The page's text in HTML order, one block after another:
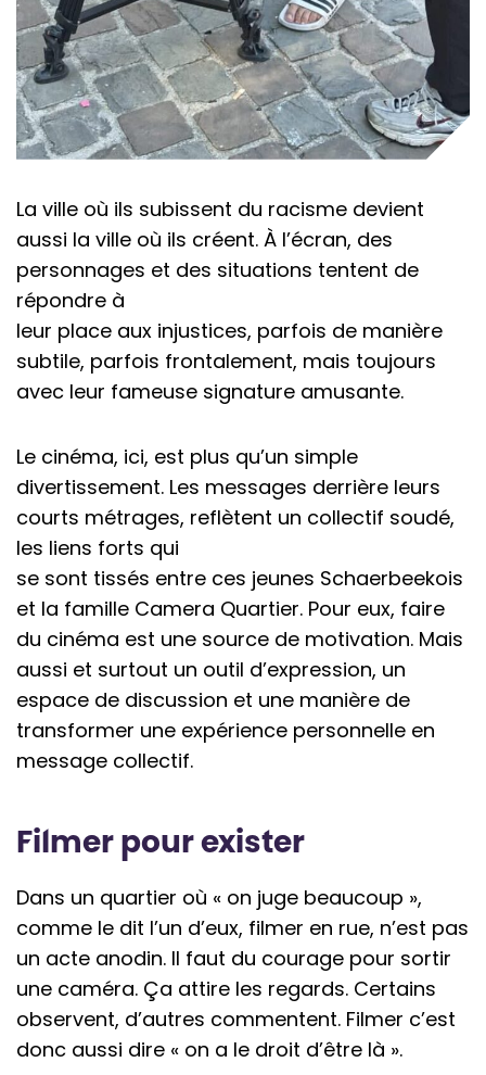
La ville où ils subissent du racisme devient
aussi la ville où ils créent. À l’écran, des
personnages et des situations tentent de
répondre à
leur place aux injustices, parfois de manière
subtile, parfois frontalement, mais toujours
avec leur fameuse signature amusante.
Le cinéma, ici, est plus qu’un simple
divertissement. Les messages derrière leurs
courts métrages, reflètent un collectif soudé,
les liens forts qui
se sont tissés entre ces jeunes Schaerbeekois
et la famille Camera Quartier. Pour eux, faire
du cinéma est une source de motivation. Mais
aussi et surtout un outil d’expression, un
espace de discussion et une manière de
transformer une expérience personnelle en
message collectif.
Filmer pour exister
Dans un quartier où « on juge beaucoup »,
comme le dit l’un d’eux, filmer en rue, n’est pas
un acte anodin. Il faut du courage pour sortir
une caméra. Ça attire les regards. Certains
observent, d’autres commentent. Filmer c’est
donc aussi dire « on a le droit d’être là ».